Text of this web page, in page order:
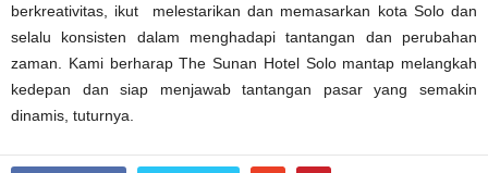
berkreativitas, ikut melestarikan dan memasarkan kota Solo dan
selalu konsisten dalam menghadapi tantangan dan perubahan
zaman. Kami berharap The Sunan Hotel Solo mantap melangkah
kedepan dan siap menjawab tantangan pasar yang semakin
dinamis, tuturnya.